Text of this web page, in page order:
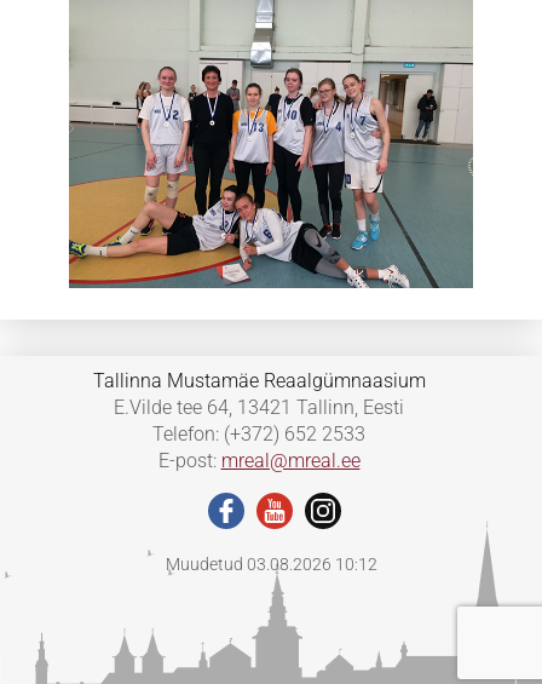
Tallinna Mustamäe Reaalgümnaasium
E.Vilde tee 64, 13421 Tallinn, Eesti
Telefon: (+372) 652 2533
E-post: mreal@mreal.ee
Muudetud 03.08.2026 10:12